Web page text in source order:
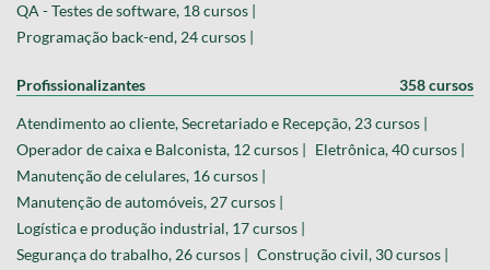
QA - Testes de software, 18 cursos |
Programação back-end, 24 cursos |
Profissionalizantes 358 cursos
Atendimento ao cliente, Secretariado e Recepção, 23 cursos |
Operador de caixa e Balconista, 12 cursos | Eletrônica, 40 cursos |
Manutenção de celulares, 16 cursos |
Manutenção de automóveis, 27 cursos |
Logística e produção industrial, 17 cursos |
Segurança do trabalho, 26 cursos | Construção civil, 30 cursos |